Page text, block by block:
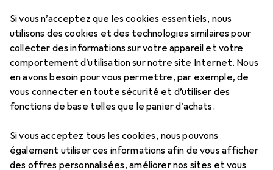
Si vous n’acceptez que les cookies essentiels, nous
utilisons des cookies et des technologies similaires pour
collecter des informations sur votre appareil et votre
comportement d’utilisation sur notre site Internet. Nous
en avons besoin pour vous permettre, par exemple, de
vous connecter en toute sécurité et d’utiliser des
fonctions de base telles que le panier d’achats.
Si vous acceptez tous les cookies, nous pouvons
également utiliser ces informations afin de vous afficher
des offres personnalisées, améliorer nos sites et vous
Outillage pneumatique
DécouvrirForum
Best-seller